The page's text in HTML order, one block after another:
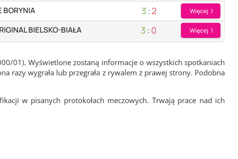
BORYNIA 3 : 2 Więcej
BIELSKO-BIAŁA 3 : 0 Więcej
01). Wyświetlone zostaną informacje o wszystkich spotkaniach
razy wygrała lub przegrała z rywalem z prawej strony. Podobna
w pisanych protokołach meczowych. Trwają prace nad ich